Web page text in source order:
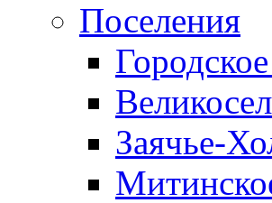
Поселения
Заячье-